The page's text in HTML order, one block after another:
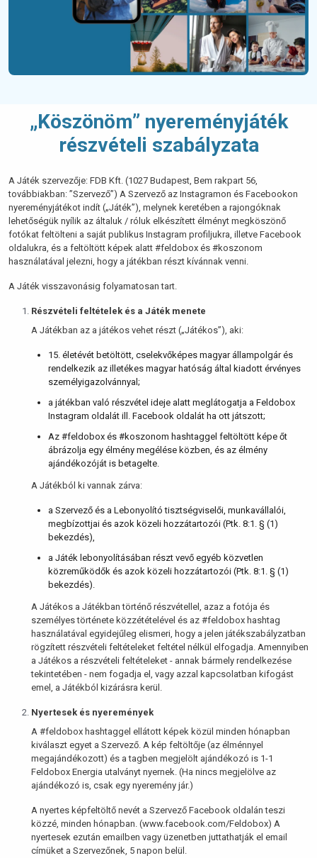
„Köszönöm” nyereményjáték
részvételi szabályzata
A Játék szervezője: FDB Kft. (1027 Budapest, Bem rakpart 56,
továbbiakban: ”Szervező”) A Szervező az Instagramon és Facebookon
nyereményjátékot indít („Játék”), melynek keretében a rajongóknak
lehetőségük nyílik az általuk / róluk elkészített élményt megköszönő
fotókat feltölteni a saját publikus Instagram profiljukra, illetve Facebook
oldalukra, és a feltöltött képek alatt #feldobox és #koszonom
használatával jelezni, hogy a játékban részt kívánnak venni.
A Játék visszavonásig folyamatosan tart.
Részvételi feltételek és a Játék menete
A Játékban az a játékos vehet részt („Játékos”), aki:
15. életévét betöltött, cselekvőképes magyar állampolgár és
rendelkezik az illetékes magyar hatóság által kiadott érvényes
személyigazolvánnyal;
a játékban való részvétel ideje alatt meglátogatja a Feldobox
Instagram oldalát ill. Facebook oldalát ha ott játszott;
Az #feldobox és #koszonom hashtaggel feltöltött képe őt
ábrázolja egy élmény megélése közben, és az élmény
ajándékozóját is betagelte.
A Játékból ki vannak zárva:
a Szervező és a Lebonyolító tisztségviselői, munkavállalói,
megbízottjai és azok közeli hozzátartozói (Ptk. 8:1. § (1)
bekezdés),
a Játék lebonyolításában részt vevő egyéb közvetlen
közreműködők és azok közeli hozzátartozói (Ptk. 8:1. § (1)
bekezdés).
A Játékos a Játékban történő részvétellel, azaz a fotója és
személyes története közzétételével és az #feldobox hashtag
használatával egyidejűleg elismeri, hogy a jelen játékszabályzatban
rögzített részvételi feltételeket feltétel nélkül elfogadja. Amennyiben
a Játékos a részvételi feltételeket - annak bármely rendelkezése
tekintetében - nem fogadja el, vagy azzal kapcsolatban kifogást
emel, a Játékból kizárásra kerül.
Nyertesek és nyeremények
A #feldobox hashtaggel ellátott képek közül minden hónapban
kiválaszt egyet a Szervező. A kép feltöltője (az élménnyel
megajándékozott) és a tagben megjelölt ajándékozó is 1-1
Feldobox Energia utalványt nyernek. (Ha nincs megjelölve az
ajándékozó is, csak egy nyeremény jár.)
A nyertes képfeltöltő nevét a Szervező Facebook oldalán teszi
közzé, minden hónapban. (www.facebook.com/Feldobox) A
nyertesek ezután emailben vagy üzenetben juttathatják el email
címüket a Szervezőnek, 5 napon belül.